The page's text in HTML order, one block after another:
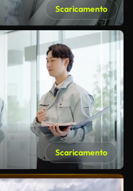
Scaricamento
Scaricamento